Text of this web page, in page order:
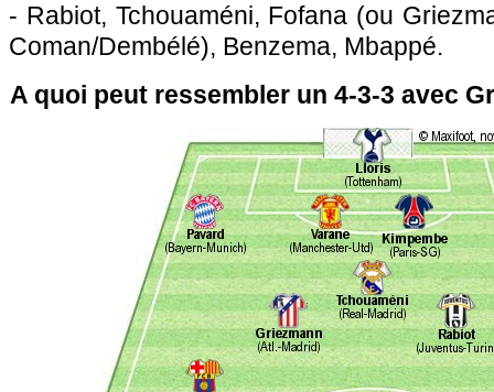
- Rabiot, Tchouaméni, Fofana (ou
Coman/Dembélé), Benzema, Mbappé.
A quoi peut ressembler un 4-3-3 avec